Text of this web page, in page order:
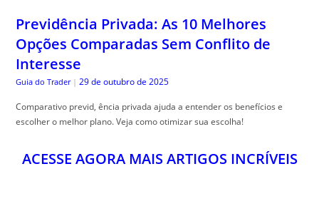
Previdência Privada: As 10 Melhores
Opções Comparadas Sem Conflito de
Interesse
Guia do Trader | 29 de outubro de 2025
Comparativo previd, ência privada ajuda a entender os benefícios e
escolher o melhor plano. Veja como otimizar sua escolha!
ACESSE AGORA MAIS ARTIGOS INCRÍVEIS